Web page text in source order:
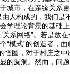
城市，在亲缘关系
由人构成的，我们是
学理论背景的基础
’关系网络”。若是放
“模式”的创造者，
怪圈，对于村庄之
的漏洞。然而，问